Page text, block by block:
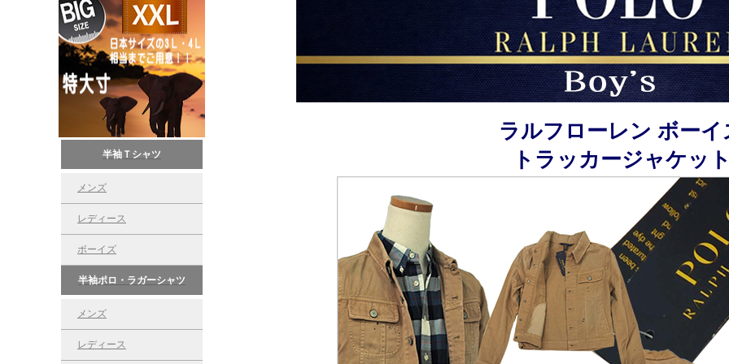
半袖Ｔシャツ
メンズ
レディース
ボーイズ
半袖ポロ・ラガーシャツ
メンズ
レディース
ラルフローレン ボーイ
トラッカージャケッ